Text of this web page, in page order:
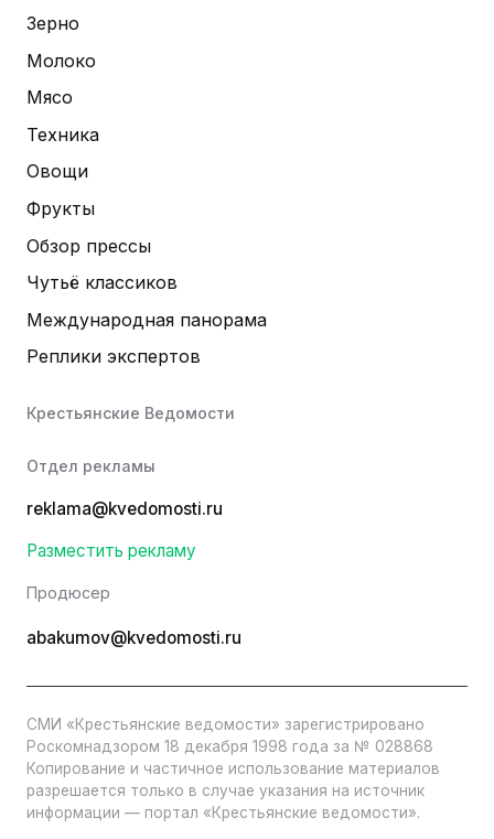
Зерно
Молоко
Мясо
Техника
Овощи
Фрукты
Обзор прессы
Чутьё классиков
Международная панорама
Реплики экспертов
Крестьянские Ведомости
Отдел рекламы
reklama@kvedomosti.ru
Разместить рекламу
Продюсер
abakumov@kvedomosti.ru
СМИ «Крестьянские ведомости» зарегистрировано
Роскомнадзором 18 декабря 1998 года за № 028868
Копирование и частичное использование материалов
разрешается только в случае указания на источник
информации — портал «Крестьянские ведомости».